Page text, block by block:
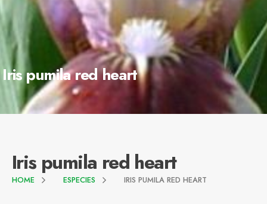
Iris pumila red heart
Iris pumila red heart
HOME ESPECIES IRIS PUMILA RED HEART